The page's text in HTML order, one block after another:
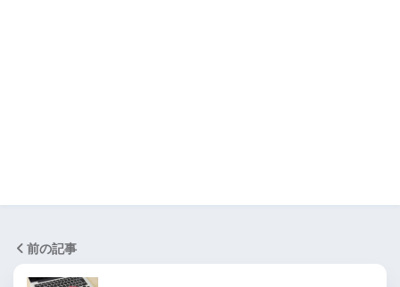
前の記事